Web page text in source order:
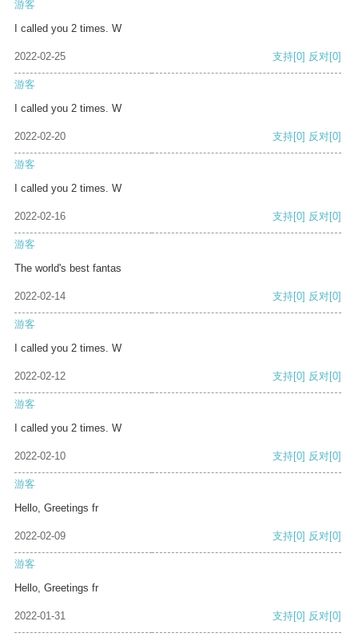
游客
I called you 2 times. W
2022-02-25 支持[0] 反对[0]
游客
I called you 2 times. W
2022-02-20 支持[0] 反对[0]
游客
I called you 2 times. W
2022-02-16 支持[0] 反对[0]
游客
The world's best fantas
2022-02-14 支持[0] 反对[0]
游客
I called you 2 times. W
2022-02-12 支持[0] 反对[0]
游客
I called you 2 times. W
2022-02-10 支持[0] 反对[0]
游客
Hello, Greetings fr
2022-02-09 支持[0] 反对[0]
游客
Hello, Greetings fr
2022-01-31 支持[0] 反对[0]